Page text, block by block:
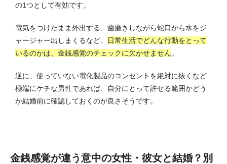
の1つとして有効です。
電気をつけたまま外出する、歯磨きしながら蛇口から水をジ
ャージャー出しまくるなど、
日常生活でどんな行動をとって
いるのかは、金銭感覚のチェックに欠かせません。
逆に、使っていない電化製品のコンセントを絶対に抜くなど
極端にケチな男性であれば、自分にとって許せる範囲かどう
か結婚前に確認しておくのが良さそうです。
金銭感覚が違う意中の女性・彼女と結婚？別